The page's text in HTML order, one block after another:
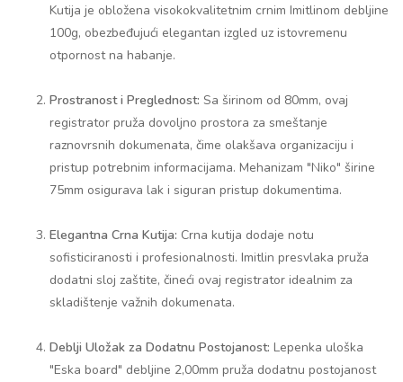
Kutija je obložena visokokvalitetnim crnim Imitlinom debljine
100g, obezbeđujući elegantan izgled uz istovremenu
otpornost na habanje.
Prostranost i Preglednost: Sa širinom od 80mm, ovaj
registrator pruža dovoljno prostora za smeštanje
raznovrsnih dokumenata, čime olakšava organizaciju i
pristup potrebnim informacijama. Mehanizam "Niko" širine
75mm osigurava lak i siguran pristup dokumentima.
Elegantna Crna Kutija: Crna kutija dodaje notu
sofisticiranosti i profesionalnosti. Imitlin presvlaka pruža
dodatni sloj zaštite, čineći ovaj registrator idealnim za
skladištenje važnih dokumenata.
Deblji Uložak za Dodatnu Postojanost: Lepenka uloška
"Eska board" debljine 2,00mm pruža dodatnu postojanost